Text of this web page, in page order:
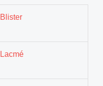
Blister
Lacmé